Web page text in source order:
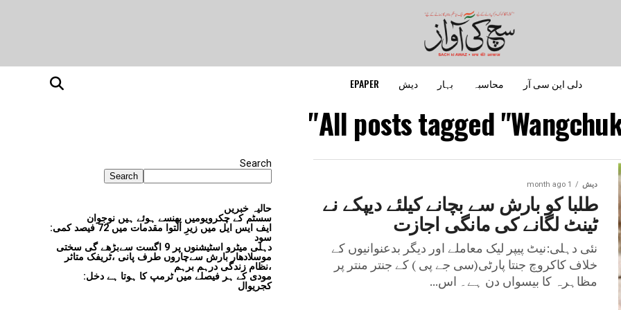
دلی این سی آر محاسبہ بہار دیش EPAPER
All posts tagged
دیش 1 month ago
طلبا کو بارش سے بچانے کیلئے دیپکے نے
ٹینٹ لگانے کی مانگی اجازت
نئی دہلی:نیٹ پیپر لیک معاملے اور دیگر بدعنوانیوں کے
خلاف کاکروچ جنتا پارٹی(سی جے پی ) کے جنتر منتر پر
مظاہرہ کا بیسواں دن ہے۔ اس...
Search
Search
حالیہ خبریں
سسٹم کے چکرویومیں پھنسے ہوئے ہیں نوجوان
ایف ایس ایل میں زیرِ التوا مقدمات میں 72 فیصد کمی:
سود
دہلی میٹرو اسٹیشنوں پر 9 اگست سےبڑھے گی سختی
موسلادھار بارش سےچاروں طرف پانی ،ٹریفک متاثر
،نظام زندگی درہم برہم
مودی کے ہر فیصلے میں ٹرمپ کا ہوتا ہے دخل:
کجریوال